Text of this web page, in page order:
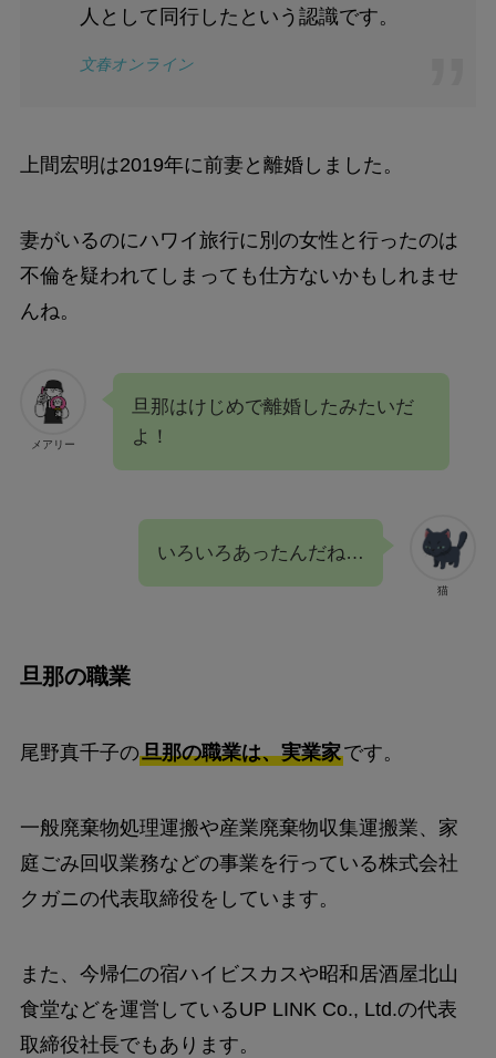
人として同行したという認識です。
文春オンライン
上間宏明は2019年に前妻と離婚しました。
妻がいるのにハワイ旅行に別の女性と行ったのは
不倫を疑われてしまっても仕方ないかもしれませ
んね。
メアリー
旦那はけじめで離婚したみたいだ
よ！
猫
いろいろあったんだね…
旦那の職業
尾野真千子の旦那の職業は、実業家です。
一般廃棄物処理運搬や産業廃棄物収集運搬業、家
庭ごみ回収業務などの事業を行っている株式会社
クガニの代表取締役をしています。
また、今帰仁の宿ハイビスカスや昭和居酒屋北山
食堂などを運営しているUP LINK Co., Ltd.の代表
取締役社長でもあります。